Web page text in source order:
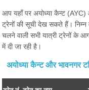
आप यहाँ पर अयोध्या कैन्ट (AYC)
ट्रेनों की सूची देख सकते हैं। निम्न
चलने वाली सभी यात्री ट्रेनों के
में दी जा रही है।
अयोध्या कैन्ट और भावनगर